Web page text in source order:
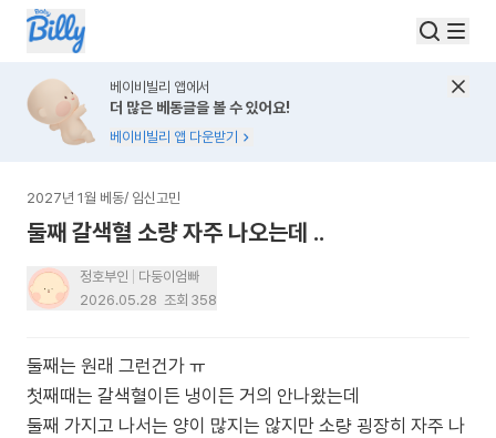
베이비빌리 앱에서
더 많은 베동글을 볼 수 있어요!
베이비빌리 앱 다운받기
2027년 1월 베동/ 임신고민
둘째 갈색혈 소량 자주 나오는데 ..
정호부인
다둥이엄빠
2026.05.28 조회 358
둘째는 원래 그런건가 ㅠ
첫째때는 갈색혈이든 냉이든 거의 안나왔는데
둘째 가지고 나서는 양이 많지는 않지만 소량 굉장히 자주 나